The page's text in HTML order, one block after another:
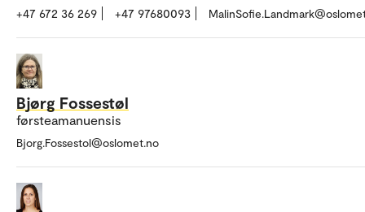
+47 672 36 269 +47 97680093
Bjørg Fossestøl
førsteamanuensis
Bjorg.Fossestol@oslomet.no